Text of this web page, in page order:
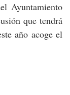
Ayuntamiento
que tendrá
año acoge el